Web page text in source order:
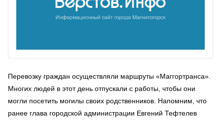
Перевозку граждан осуществляли маршруты «Маггортранса».
Многих людей в этот день отпускали с работы, чтобы они
могли посетить могилы своих родственников. Напомним, что
ранее глава городской администрации Евгений Тефтелев